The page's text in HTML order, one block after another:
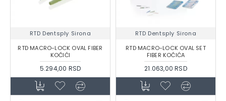
RTD Dentsply Sirona
RTD MACRO-LOCK OVAL FIBER
KOČIĆI
5.294,00 RSD
RTD Dentsply Sirona
RTD MACRO-LOCK OVAL SET
FIBER KOČIĆA
21.063,00 RSD